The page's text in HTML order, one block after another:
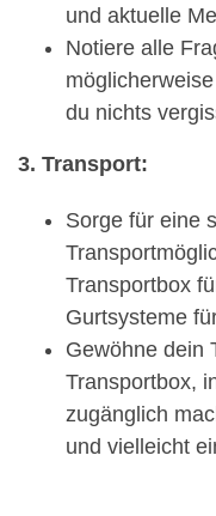
und aktuelle
Notiere alle
du nichts
3. Transport:
Sorge für eine
Transportbox
Gurtsysteme
Gewöhne dein
Transportbox,
zugänglich
und vielleicht